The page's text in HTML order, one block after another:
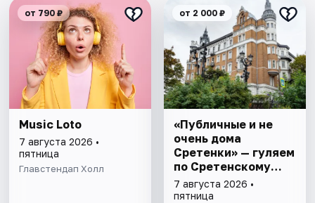
от 790 ₽
Music Loto
7 августа 2026 •
пятница
Главстендап Холл
от 2 000 ₽
«Публичные и не
очень дома
Сретенки» — гуляем
по Сретенскому
бульвару
7 августа 2026 •
пятница